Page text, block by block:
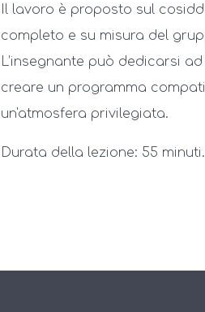
Il lavoro è proposto sul
completo e su misura del
L’insegnante può dedicarsi
creare un programma
un'atmosfera privilegiata.
Durata della lezione: 55 minuti.